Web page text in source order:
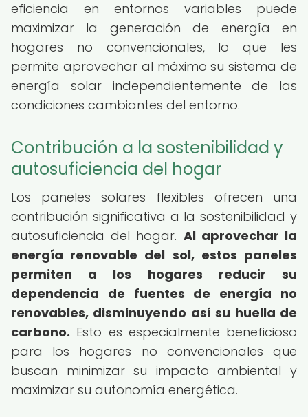
eficiencia en entornos variables puede
maximizar la generación de energía en
hogares no convencionales, lo que les
permite aprovechar al máximo su sistema de
energía solar independientemente de las
condiciones cambiantes del entorno.
Contribución a la sostenibilidad y
autosuficiencia del hogar
Los paneles solares flexibles ofrecen una
contribución significativa a la sostenibilidad y
autosuficiencia del hogar. Al aprovechar la
energía renovable del sol, estos paneles
permiten a los hogares reducir su
dependencia de fuentes de energía no
renovables, disminuyendo así su huella de
carbono. Esto es especialmente beneficioso
para los hogares no convencionales que
buscan minimizar su impacto ambiental y
maximizar su autonomía energética.